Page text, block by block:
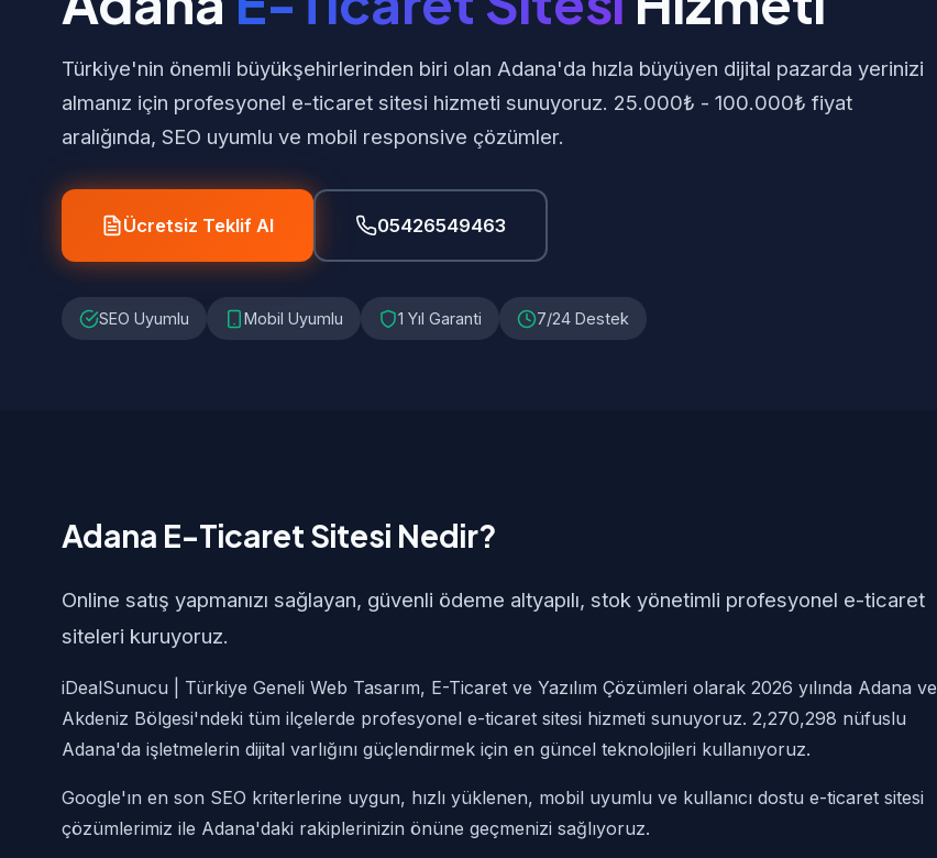
Türkiye'nin önemli büyükşehirlerinden biri olan Adana'da hızla büyüyen dijital pazarda yerinizi
almanız için profesyonel e-ticaret sitesi hizmeti sunuyoruz. 25.000₺ - 100.000₺ fiyat
aralığında, SEO uyumlu ve mobil responsive çözümler.
Ücretsiz Teklif Al 05426549463
SEO Uyumlu Mobil Uyumlu 1 Yıl Garanti 7/24 Destek
Adana E-Ticaret Sitesi Nedir?
Online satış yapmanızı sağlayan, güvenli ödeme altyapılı, stok yönetimli profesyonel e-ticaret
siteleri kuruyoruz.
iDealSunucu | Türkiye Geneli Web Tasarım, E-Ticaret ve Yazılım Çözümleri olarak 2026 yılında Adana ve
Akdeniz Bölgesi'ndeki tüm ilçelerde profesyonel e-ticaret sitesi hizmeti sunuyoruz. 2,270,298 nüfuslu
Adana'da işletmelerin dijital varlığını güçlendirmek için en güncel teknolojileri kullanıyoruz.
Google'ın en son SEO kriterlerine uygun, hızlı yüklenen, mobil uyumlu ve kullanıcı dostu e-ticaret sitesi
çözümlerimiz ile Adana'daki rakiplerinizin önüne geçmenizi sağlıyoruz.